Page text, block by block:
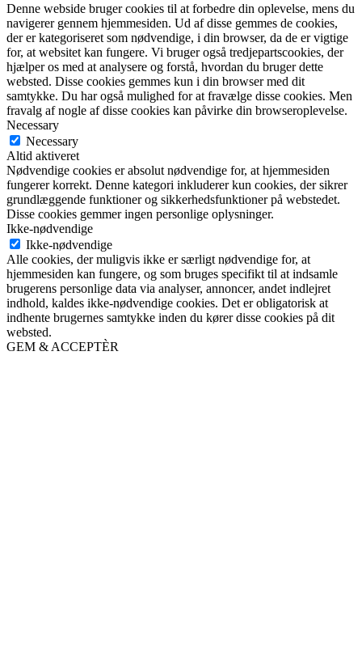
Denne webside bruger cookies til at forbedre din oplevelse, mens du
navigerer gennem hjemmesiden. Ud af disse gemmes de cookies,
der er kategoriseret som nødvendige, i din browser, da de er vigtige
for, at websitet kan fungere. Vi bruger også tredjepartscookies, der
hjælper os med at analysere og forstå, hvordan du bruger dette
websted. Disse cookies gemmes kun i din browser med dit
samtykke. Du har også mulighed for at fravælge disse cookies. Men
fravalg af nogle af disse cookies kan påvirke din browseroplevelse.
Necessary
Necessary
Altid aktiveret
Nødvendige cookies er absolut nødvendige for, at hjemmesiden
fungerer korrekt. Denne kategori inkluderer kun cookies, der sikrer
grundlæggende funktioner og sikkerhedsfunktioner på webstedet.
Disse cookies gemmer ingen personlige oplysninger.
Ikke-nødvendige
Ikke-nødvendige
Alle cookies, der muligvis ikke er særligt nødvendige for, at
hjemmesiden kan fungere, og som bruges specifikt til at indsamle
brugerens personlige data via analyser, annoncer, andet indlejret
indhold, kaldes ikke-nødvendige cookies. Det er obligatorisk at
indhente brugernes samtykke inden du kører disse cookies på dit
websted.
GEM & ACCEPTÈR